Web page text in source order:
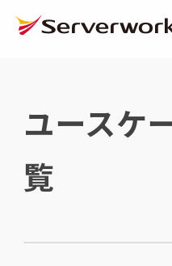
ユースケ
覧